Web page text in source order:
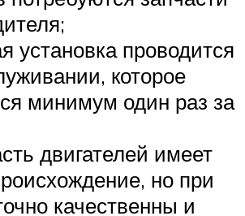
установка проводится
которое
минимум один раз за
двигателей имеет
но при
качественны и